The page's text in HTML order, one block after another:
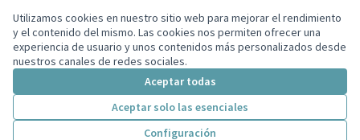
Utilizamos cookies en nuestro sitio web para mejorar el rendimiento
y el contenido del mismo. Las cookies nos permiten ofrecer una
experiencia de usuario y unos contenidos más personalizados desde
nuestros canales de redes sociales.
Aceptar todas
Aceptar solo las esenciales
Configuración
(Enlace externo)
(Enlace externo)
(Enlace externo)
(Enlace externo)
(Enlace externo)
Web creada con
(Enlace externo)
Con licencia
(Enlace